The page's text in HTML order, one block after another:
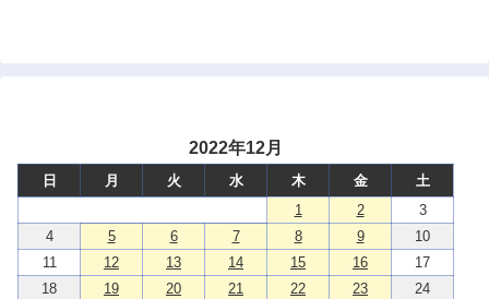
2022年12月
日 月 火 水 木 金
土
1
2
3
4
5 6 7 8 9
10
11
12 13 14 15 16
17
18
19 20 21 22 23
24